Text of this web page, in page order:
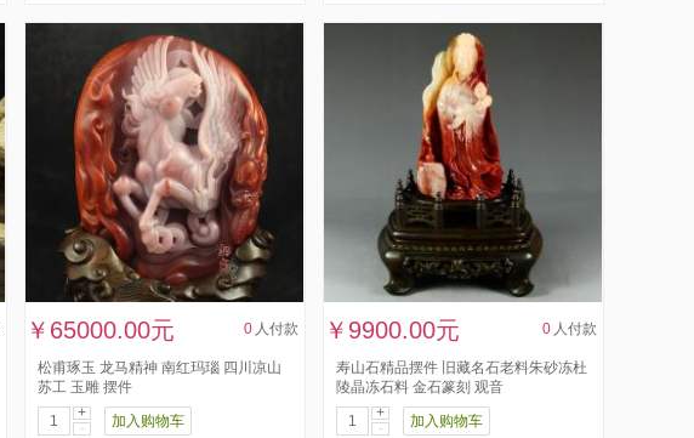
￥65000.00元 0 人付款
松甫琢玉 龙马精神 南红玛瑙 四川凉山
苏工 玉雕 摆件
+
-
加入购物车
￥9900.00元 0 人付款
寿山石精品摆件 旧藏名石老料朱砂冻杜
陵晶冻石料 金石篆刻 观音
+
-
加入购物车